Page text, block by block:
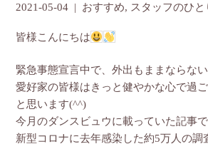
2021-05-04 | おすすめ, スタッフのひと
皆様こんにちは
緊急事態宣言中で、外出もままならな
愛好家の皆様はきっと健やかな心で過
と思います(^^)
今月のダンスビュウに載っていた記事で
新型コロナに去年感染した約5万人の調